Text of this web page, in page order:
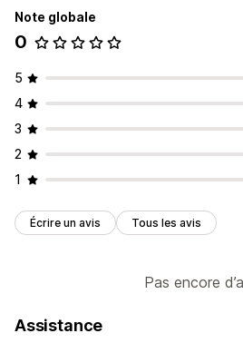
Note globale
0
5
4
3
2
1
Écrire un avis Tous les avis
Pas encore
Assistance